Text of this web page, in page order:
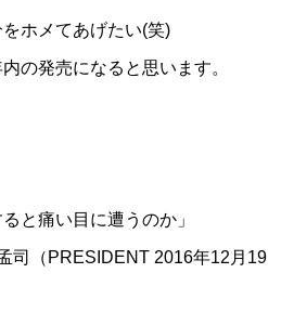
ホメてあげたい(笑)
の発売になると思います。
と痛い目に遭うのか」
司（ PRESIDENT 2016年12月19